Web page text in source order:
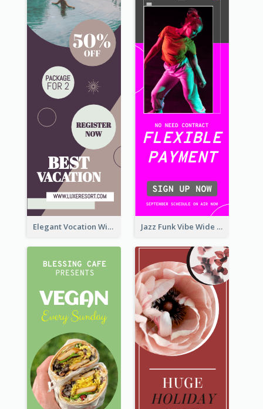
Elegant Vocation Wide Skyscraper Banner Design Jazz Funk Vibe Wide Skyscraper Banner